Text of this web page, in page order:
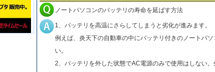
ノートパソコンのバッテリの寿命を延ばす方法
1、バッテリを高温にさらしてしまうと劣化が進みます。
例えば、炎天下の自動車の中にバッテリ付きのノートパ
い。
2、バッテリを外した状態でAC電源のみで使用はしない